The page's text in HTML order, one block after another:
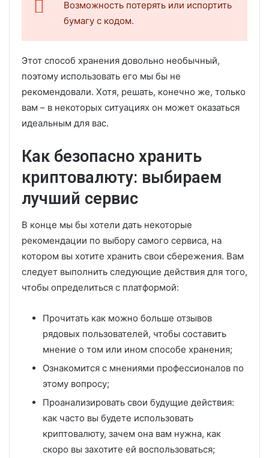
Возможность потерять или испортить
бумагу с кодом.
Этот способ хранения довольно необычный,
поэтому использовать его мы бы не
рекомендовали. Хотя, решать, конечно же, только
вам – в некоторых ситуациях он может оказаться
идеальным для вас.
Как безопасно хранить
криптовалюту: выбираем
лучший сервис
В конце мы бы хотели дать некоторые
рекомендации по выбору самого сервиса, на
котором вы хотите хранить свои сбережения. Вам
следует выполнить следующие действия для того,
чтобы определиться с платформой:
Прочитать как можно больше отзывов
рядовых пользователей, чтобы составить
мнение о том или ином способе хранения;
Ознакомится с мнениями профессионалов по
этому вопросу;
Проанализировать свои будущие действия:
как часто вы будете использовать
криптовалюту, зачем она вам нужна, как
скоро вы захотите ей воспользоваться;